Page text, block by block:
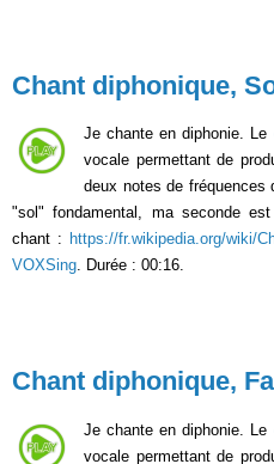
Chant diphonique,
Je chante en diphonie. Le
vocale permettant de
deux notes de fréquences
"sol" fondamental, ma seconde
chant : https://fr.wikipedia.org/wiki/
VOXSing. Durée : 00:16.
Chant diphonique, Fa
Je chante en diphonie. Le
vocale permettant de